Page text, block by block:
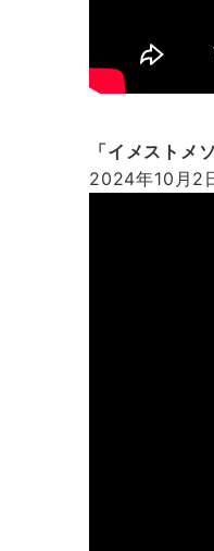
「イメストメ
2024年10月2